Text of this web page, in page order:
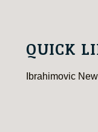
QUICK
Ibrahimovic